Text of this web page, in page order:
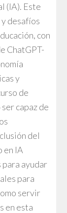
(IA). Este
desafíos
con
ChatGPT-
y
de
capaz de
del
en IA
ayudar
para
servir
en esta